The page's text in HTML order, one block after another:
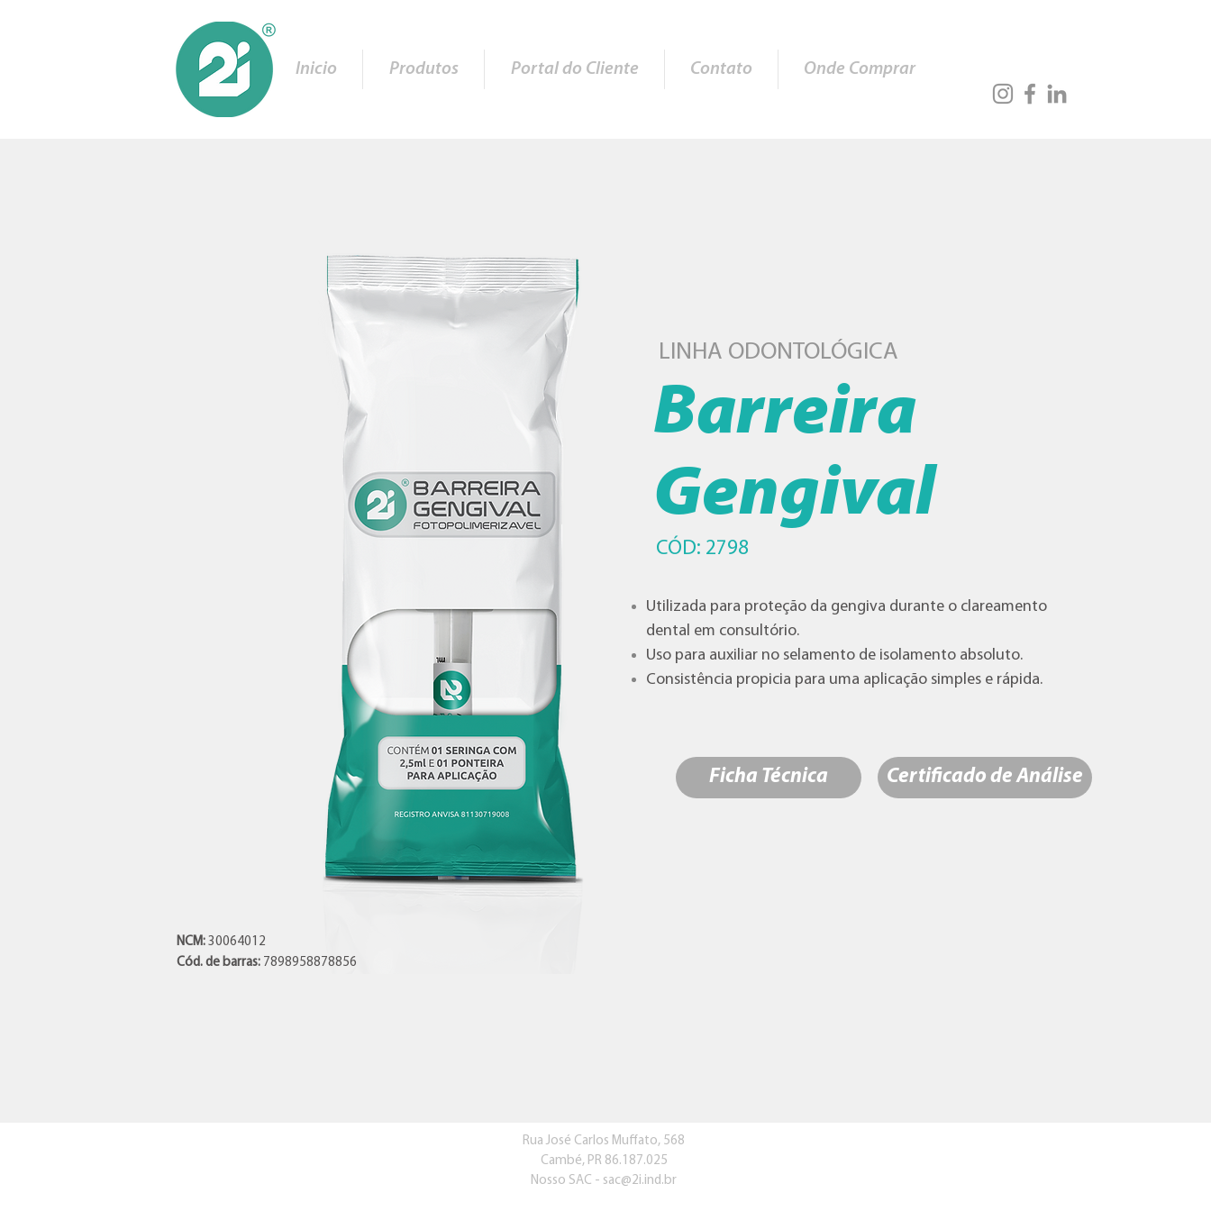
Inicio Produtos Portal do Cliente Contato Onde Comprar
LINHA ODONTOLÓGICA
Barreira
Gengival
CÓD: 2798
Utilizada para proteção da gengiva durante o clareamento
dental em consultório.
Uso para auxiliar no selamento de isolamento absoluto.
Consistência propicia para uma aplicação simples e rápida.
Ficha Técnica Certificado de Análise
NCM: 30064012
Cód. de barras: 7898958878856
Rua José Carlos Muffato, 568
Cambé, PR 86.187.025
Nosso SAC - sac@2i.ind.br